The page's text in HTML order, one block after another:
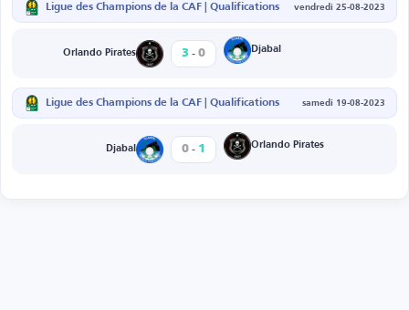
Ligue des Champions de la CAF | Qualifications vendredi 25-08-2023
Orlando Pirates 3 - 0 Djabal
Ligue des Champions de la CAF | Qualifications samedi 19-08-2023
Djabal 0 - 1 Orlando Pirates